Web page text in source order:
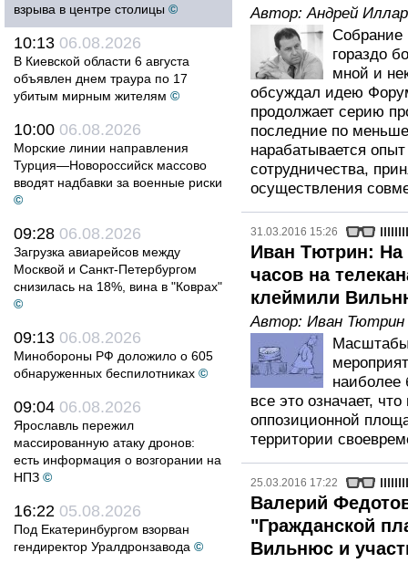
взрыва в центре столицы ©
10:13 06.08.2026
В Киевской области 6 августа
объявлен днем траура по 17
убитым мирным жителям ©
10:00 06.08.2026
Морские линии направления
Турция—Новороссийск массово
вводят надбавки за военные риски
©
09:28 06.08.2026
Загрузка авиарейсов между
Москвой и Санкт-Петербургом
снизилась на 18%, вина в "Коврах"
©
09:13 06.08.2026
Минобороны РФ доложило о 605
обнаруженных беспилотниках ©
09:04 06.08.2026
Ярославль пережил
массированную атаку дронов:
есть информация о возгорании на
НПЗ ©
16:22 05.08.2026
Под Екатеринбургом взорван
гендиректор Уралдронзавода ©
Автор:Андрей
Собрание
гораздо
мной и
обсуждал идею
продолжает серию
последние по
нарабатывается
сотрудничества,
осуществления
31.03.2016 15:26
Иван Тютрин: На
часов на
клеймили
Автор: Иван Тютрин
Масштабы
наиболее
все это означает,
оппозиционной
территории
25.03.2016 17:22
Валерий
"Гражданской
Вильнюс и